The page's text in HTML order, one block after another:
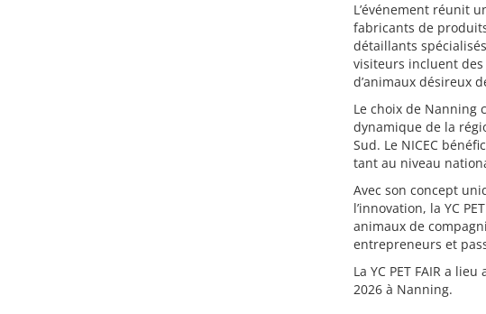
L’événement réunit
fabricants de
détaillants
visiteurs incluent
d’animaux désireux
Le choix de Nanning
dynamique de la
Sud. Le NICEC
tant au niveau
Avec son concept
l’innovation, la YC
animaux de
entrepreneurs et
La YC PET FAIR a
2026 à Nanning.